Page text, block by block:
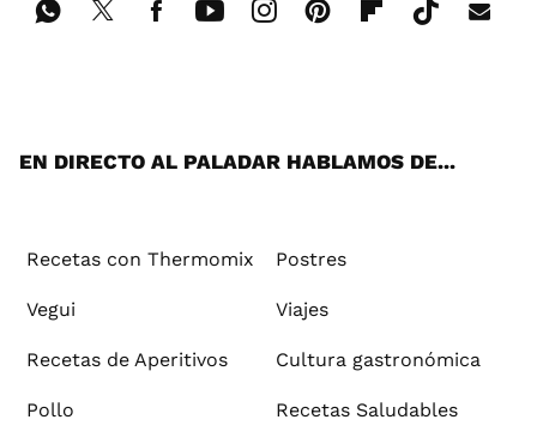
EN DIRECTO AL PALADAR HABLAMOS DE...
Recetas con Thermomix Postres
Vegui Viajes
Recetas de Aperitivos Cultura gastronómica
Pollo Recetas Saludables